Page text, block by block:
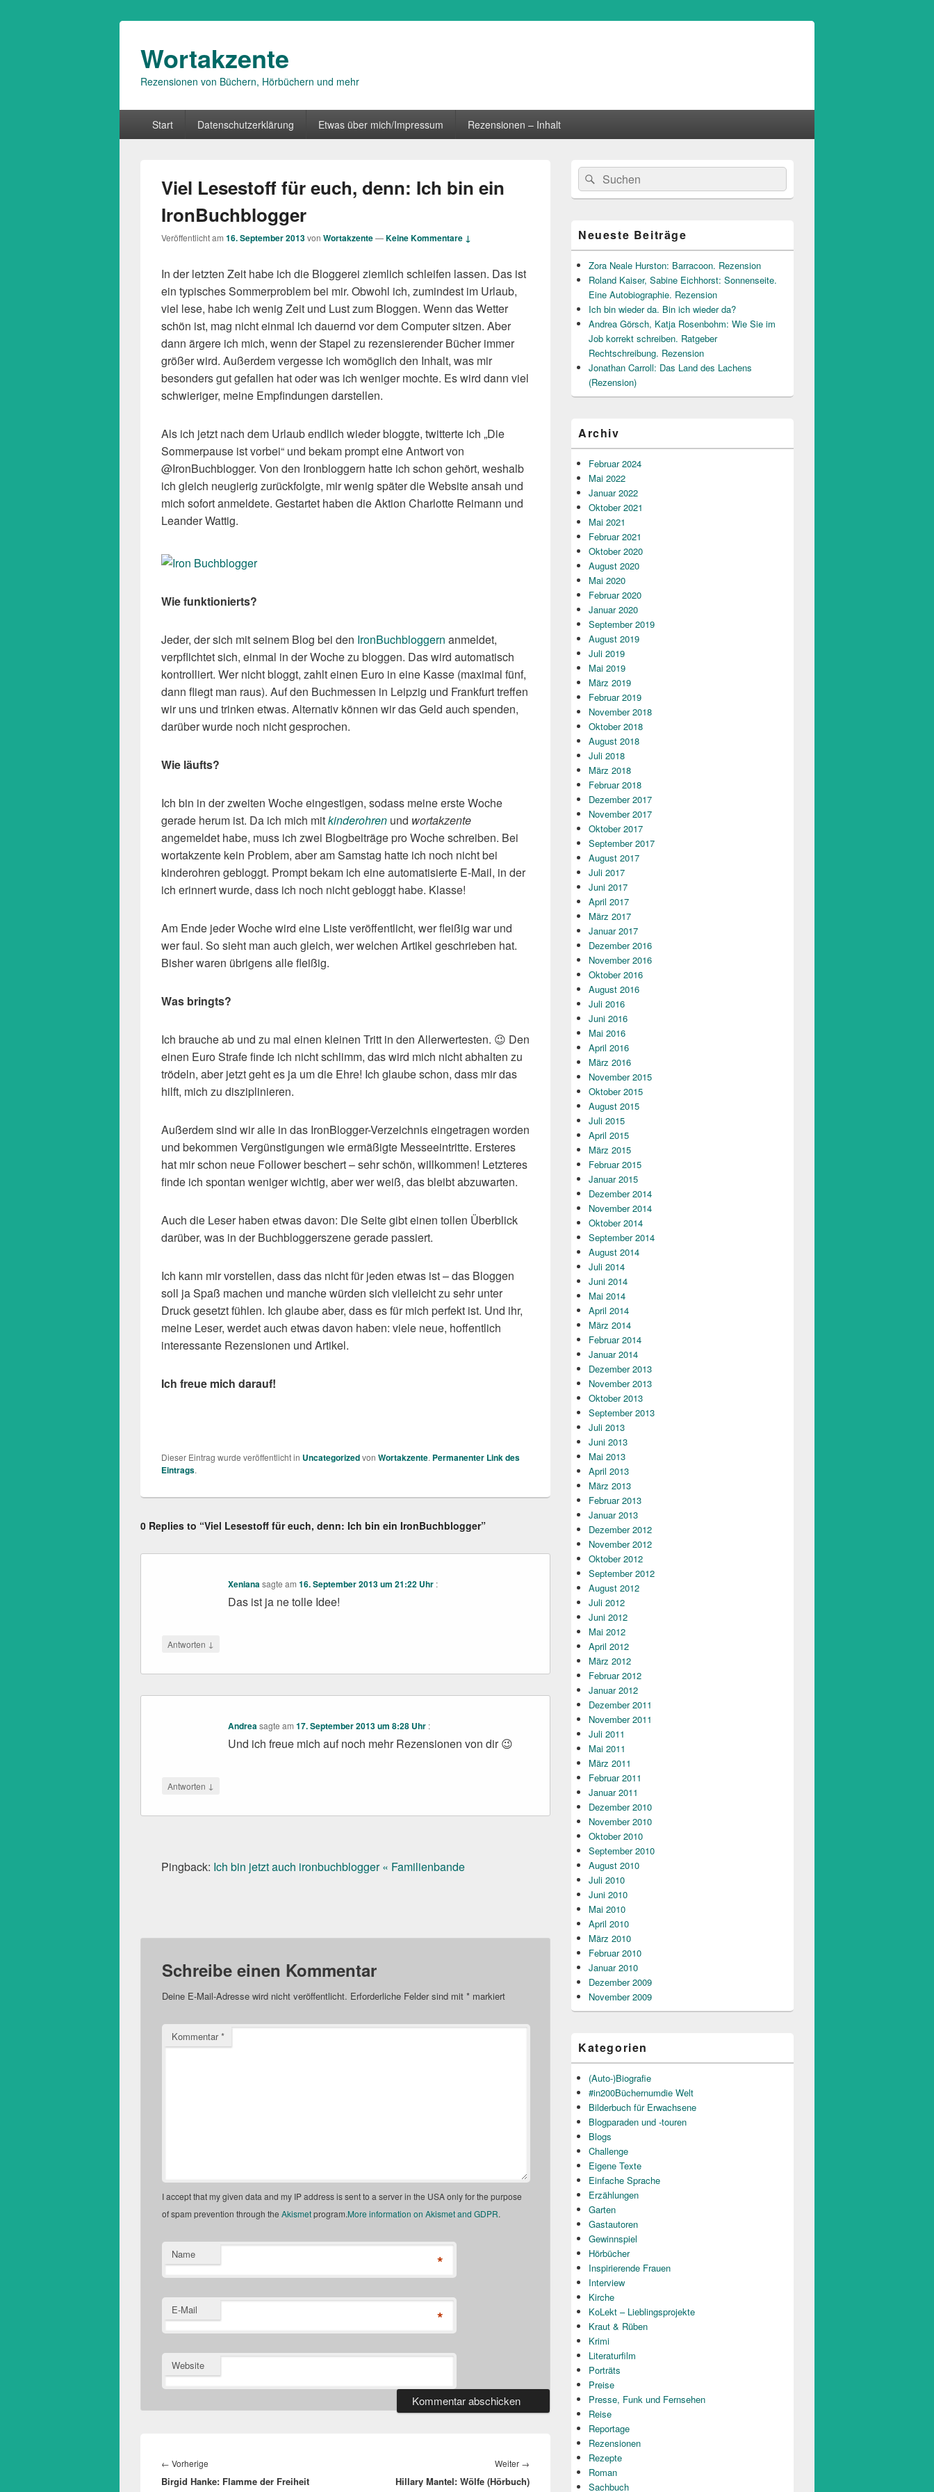
Wortakzente
Rezensionen von Büchern, Hörbüchern und mehr
Start Datenschutzerklärung Etwas über mich/Impressum Rezensionen – Inhalt
Viel Lesestoff für euch, denn: Ich bin ein
IronBuchblogger
Veröffentlicht am 16. September 2013von Wortakzente—Keine Kommentare ↓
In der letzten Zeit habe ich die Bloggerei ziemlich schleifen lassen. Das ist
ein typisches Sommerproblem bei mir. Obwohl ich, zumindest im Urlaub,
viel lese, habe ich wenig Zeit und Lust zum Bloggen. Wenn das Wetter
schön ist, mag nicht einmal ich dauernd vor dem Computer sitzen. Aber
dann ärgere ich mich, wenn der Stapel zu rezensierender Bücher immer
größer wird. Außerdem vergesse ich womöglich den Inhalt, was mir
besonders gut gefallen hat oder was ich weniger mochte. Es wird dann viel
schwieriger, meine Empfindungen darstellen.
Als ich jetzt nach dem Urlaub endlich wieder bloggte, twitterte ich „Die
Sommerpause ist vorbei“ und bekam prompt eine Antwort von
@IronBuchblogger. Von den Ironbloggern hatte ich schon gehört, weshalb
ich gleich neugierig zurückfolgte, mir wenig später die Website ansah und
mich sofort anmeldete. Gestartet haben die Aktion Charlotte Reimann und
Leander Wattig.
Wie funktionierts?
Jeder, der sich mit seinem Blog bei den IronBuchbloggern anmeldet,
verpflichtet sich, einmal in der Woche zu bloggen. Das wird automatisch
kontrolliert. Wer nicht bloggt, zahlt einen Euro in eine Kasse (maximal fünf,
dann fliegt man raus). Auf den Buchmessen in Leipzig und Frankfurt treffen
wir uns und trinken etwas. Alternativ können wir das Geld auch spenden,
darüber wurde noch nicht gesprochen.
Wie läufts?
Ich bin in der zweiten Woche eingestigen, sodass meine erste Woche
gerade herum ist. Da ich mich mitkinderohren und wortakzente
angemeldet habe, muss ich zwei Blogbeiträge pro Woche schreiben. Bei
wortakzente kein Problem, aber am Samstag hatte ich noch nicht bei
kinderohren gebloggt. Prompt bekam ich eine automatisierte E-Mail, in der
ich erinnert wurde, dass ich noch nicht gebloggt habe. Klasse!
Am Ende jeder Woche wird eine Liste veröffentlicht, wer fleißig war und
wer faul. So sieht man auch gleich, wer welchen Artikel geschrieben hat.
Bisher waren übrigens alle fleißig.
Was bringts?
Ich brauche ab und zu mal einen kleinen Tritt in den Allerwertesten. 😉 Den
einen Euro Strafe finde ich nicht schlimm, das wird mich nicht abhalten zu
trödeln, aber jetzt geht es ja um die Ehre! Ich glaube schon, dass mir das
hilft, mich zu disziplinieren.
Außerdem sind wir alle in das IronBlogger-Verzeichnis eingetragen worden
und bekommen Vergünstigungen wie ermäßigte Messeeintritte. Ersteres
hat mir schon neue Follower beschert – sehr schön, willkommen! Letzteres
finde ich spontan weniger wichtig, aber wer weiß, das bleibt abzuwarten.
Auch die Leser haben etwas davon: Die Seite gibt einen tollen Überblick
darüber, was in der Buchbloggerszene gerade passiert.
Ich kann mir vorstellen, dass das nicht für jeden etwas ist – das Bloggen
soll ja Spaß machen und manche würden sich vielleicht zu sehr unter
Druck gesetzt fühlen. Ich glaube aber, dass es für mich perfekt ist. Und ihr,
meine Leser, werdet auch etwas davon haben: viele neue, hoffentlich
interessante Rezensionen und Artikel.
Ich freue mich darauf!
Dieser Eintrag wurde veröffentlicht in Uncategorizedvon Wortakzente. Permanenter Link des
Eintrags.
0 Replies to “Viel Lesestoff für euch, denn: Ich bin ein IronBuchblogger”
Xenianasagte am16. September 2013 um 21:22 Uhr :
Das ist ja ne tolle Idee!
Antworten ↓
Andreasagte am17. September 2013 um 8:28 Uhr :
Und ich freue mich auf noch mehr Rezensionen von dir 😉
Antworten ↓
Pingback: Ich bin jetzt auch ironbuchblogger « Familienbande
Schreibe einen Kommentar
Deine E-Mail-Adresse wird nicht veröffentlicht. Erforderliche Felder sind mit * markiert
Kommentar*
I accept that my given data and my IP address is sent to a server in the USA only for the purpose
of spam prevention through the Akismetprogram.More information on Akismet and GDPR.
Name *
E-Mail *
Website
← Vorherige
Beitrag:
Birgid Hanke: Flamme der Freiheit
Weiter →
Beitrag:
Hillary Mantel: Wölfe (Hörbuch)
Primärer
Seitenleisten
Widget-
Bereich
Suche
nach:
Suchen
Neueste Beiträge
Zora Neale Hurston: Barracoon. Rezension
Roland Kaiser, Sabine Eichhorst: Sonnenseite.
Eine Autobiographie. Rezension
Ich bin wieder da. Bin ich wieder da?
Andrea Görsch, Katja Rosenbohm: Wie Sie im
Job korrekt schreiben. Ratgeber
Rechtschreibung. Rezension
Jonathan Carroll: Das Land des Lachens
(Rezension)
Archiv
Februar 2024
Mai 2022
Januar 2022
Oktober 2021
Mai 2021
Februar 2021
Oktober 2020
August 2020
Mai 2020
Februar 2020
Januar 2020
September 2019
August 2019
Juli 2019
Mai 2019
März 2019
Februar 2019
November 2018
Oktober 2018
August 2018
Juli 2018
März 2018
Februar 2018
Dezember 2017
November 2017
Oktober 2017
September 2017
August 2017
Juli 2017
Juni 2017
April 2017
März 2017
Januar 2017
Dezember 2016
November 2016
Oktober 2016
August 2016
Juli 2016
Juni 2016
Mai 2016
April 2016
März 2016
November 2015
Oktober 2015
August 2015
Juli 2015
April 2015
März 2015
Februar 2015
Januar 2015
Dezember 2014
November 2014
Oktober 2014
September 2014
August 2014
Juli 2014
Juni 2014
Mai 2014
April 2014
März 2014
Februar 2014
Januar 2014
Dezember 2013
November 2013
Oktober 2013
September 2013
Juli 2013
Juni 2013
Mai 2013
April 2013
März 2013
Februar 2013
Januar 2013
Dezember 2012
November 2012
Oktober 2012
September 2012
August 2012
Juli 2012
Juni 2012
Mai 2012
April 2012
März 2012
Februar 2012
Januar 2012
Dezember 2011
November 2011
Juli 2011
Mai 2011
März 2011
Februar 2011
Januar 2011
Dezember 2010
November 2010
Oktober 2010
September 2010
August 2010
Juli 2010
Juni 2010
Mai 2010
April 2010
März 2010
Februar 2010
Januar 2010
Dezember 2009
November 2009
Kategorien
(Auto-)Biografie
#in200Büchernumdie Welt
Bilderbuch für Erwachsene
Blogparaden und -touren
Blogs
Challenge
Eigene Texte
Einfache Sprache
Erzählungen
Garten
Gastautoren
Gewinnspiel
Hörbücher
Inspirierende Frauen
Interview
Kirche
KoLekt – Lieblingsprojekte
Kraut & Rüben
Krimi
Literaturfilm
Porträts
Preise
Presse, Funk und Fernsehen
Reise
Reportage
Rezensionen
Rezepte
Roman
Sachbuch